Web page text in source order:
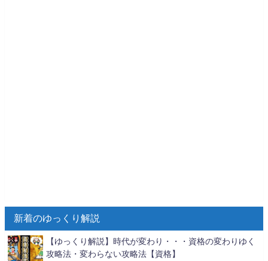
新着のゆっくり解説
【ゆっくり解説】時代が変わり・・・資格の変わりゆく
攻略法・変わらない攻略法【資格】